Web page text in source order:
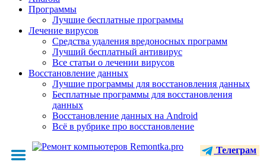
Программы
Лучшие бесплатные программы
Лечение вирусов
Средства удаления вредоносных программ
Лучший бесплатный антивирус
Все статьи о лечении вирусов
Восстановление данных
Лучшие программы для восстановления данных
Бесплатные программы для восстановления
данных
Восстановление данных на Android
Всё в рубрике про восстановление
Телеграм